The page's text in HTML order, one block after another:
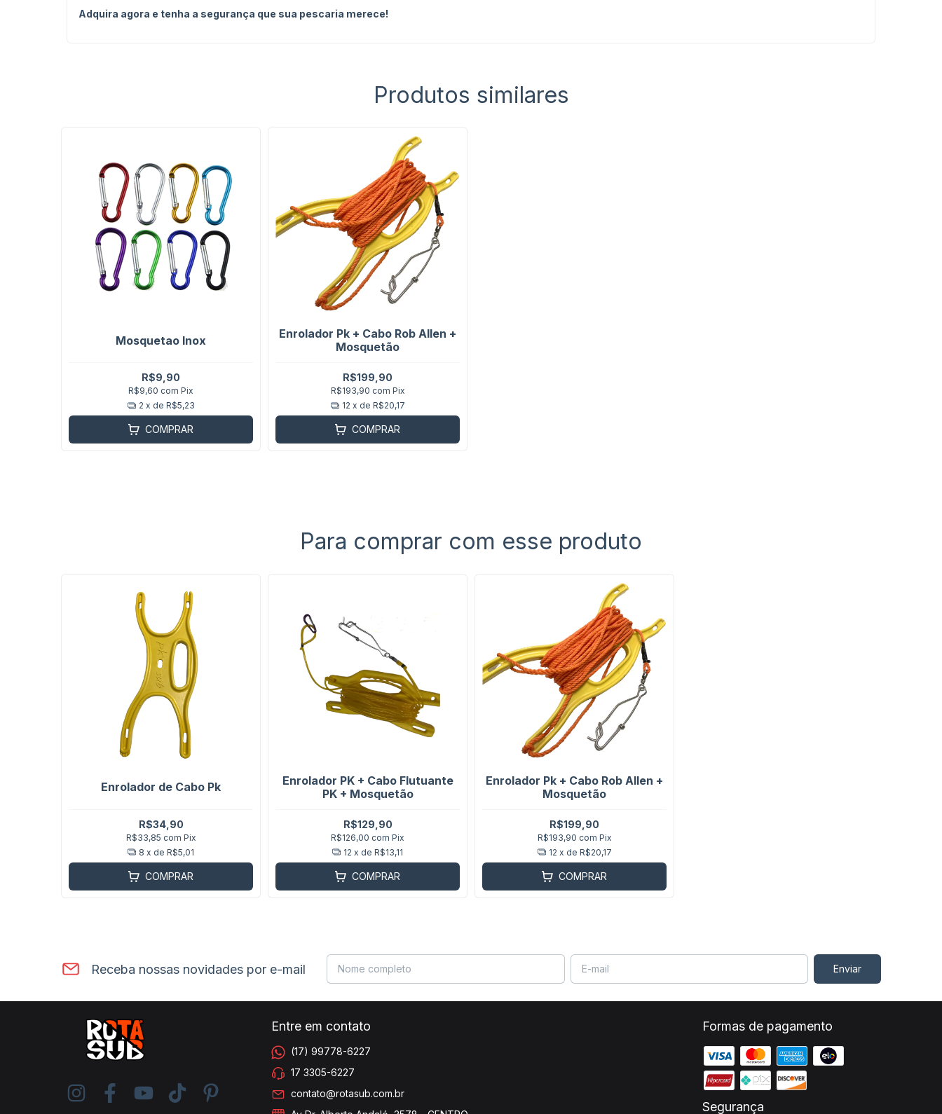
Adquira agora e tenha a segurança que sua pescaria merece!
Produtos similares
Mosquetao Inox
R$9,90
R$9,60 com Pix
2 x de R$5,23
COMPRAR
Enrolador Pk + Cabo Rob Allen +
Mosquetão
R$199,90
R$193,90 com Pix
12 x de R$20,17
COMPRAR
Para comprar com esse produto
Enrolador de Cabo Pk
R$34,90
R$33,85 com Pix
8 x de R$5,01
COMPRAR
Enrolador PK + Cabo Flutuante
PK + Mosquetão
R$129,90
R$126,00 com Pix
12 x de R$13,11
COMPRAR
Enrolador Pk + Cabo Rob Allen +
Mosquetão
R$199,90
R$193,90 com Pix
12 x de R$20,17
COMPRAR
Receba nossas novidades por e-mail
Entre em contato
(17) 99778-6227
17 3305-6227
contato@rotasub.com.br
Formas de pagamento
Segurança